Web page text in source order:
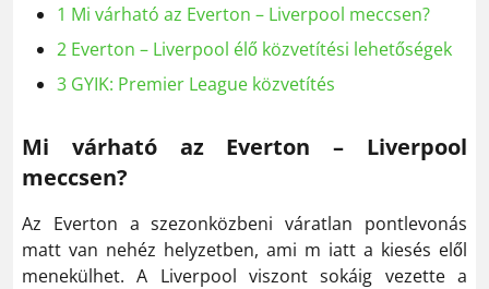
1 Mi várható az Everton – Liverpool meccsen?
2 Everton – Liverpool élő közvetítési lehetőségek
3 GYIK: Premier League közvetítés
Mi várható az Everton – Liverpool
meccsen?
Az Everton a szezonközbeni váratlan pontlevonás
matt van nehéz helyzetben, ami m iatt a kiesés elől
menekülhet. A Liverpool viszont sokáig vezette a